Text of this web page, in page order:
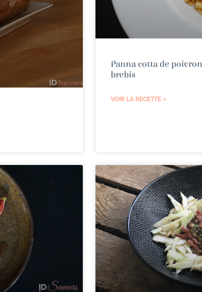
Panna cotta de
brebis
VOIR LA RECETTE »